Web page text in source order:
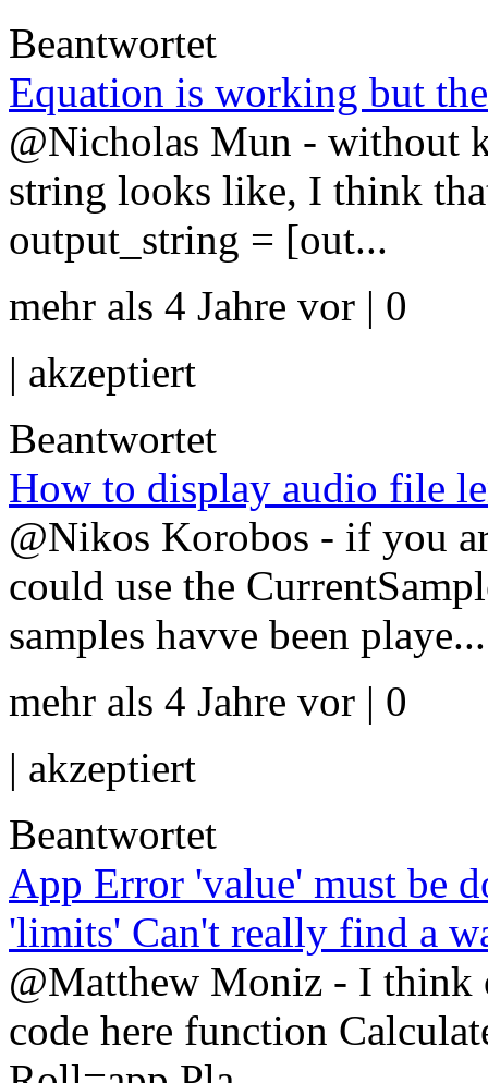
Beantwortet
Equation is working but
@Nicholas Mun - without
string looks like, I think
output_string = [out...
mehr als 4 Jahre vor | 0
| akzeptiert
Beantwortet
How to display audio file
@Nikos Korobos - if you
could use the
samples havve been playe...
mehr als 4 Jahre vor | 0
| akzeptiert
Beantwortet
App Error 'value' must be
'limits' Can't really find a
@Matthew Moniz - I think
code here function